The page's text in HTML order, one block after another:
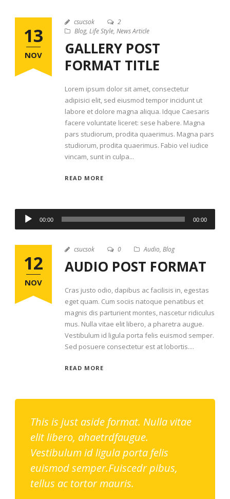
13
NOV
csucsok
2
Blog, Life Style, News Article
GALLERY POST
FORMAT TITLE
Lorem ipsum dolor sit amet, consectetur
adipisici elit, sed eiusmod tempor incidunt ut
labore et dolore magna aliqua. Idque Caesaris
facere voluntate liceret: sese habere. Magna
pars studiorum, prodita quaerimus. Magna pars
studiorum, prodita quaerimus. Fabio vel iudice
vincam, sunt in culpa...
READ MORE
00:00 00:00
12
NOV
csucsok 0 Audio, Blog
AUDIO POST FORMAT
Cras justo odio, dapibus ac facilisis in, egestas
eget quam. Cum sociis natoque penatibus et
magnis dis parturient montes, nascetur ridiculus
mus. Nulla vitae elit libero, a pharetra augue.
Vestibulum id ligula porta felis euismod semper.
Sed posuere consectetur est at lobortis....
READ MORE
This is just aside format. Nulla vitae
elit libero, ahaetrdfaugue.
Vestibulum id ligula porta felis
euismod semper.Fuiscedr pibus,
tellus ac tortor mauris.